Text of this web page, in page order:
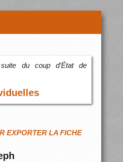
du coup d’État de
EXPORTER LA FICHE